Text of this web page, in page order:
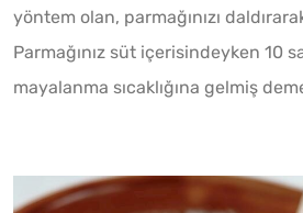
yöntem olan, parmağınızı
Parmağınız süt içerisindeyken 10
mayalanma sıcaklığına gelmiş